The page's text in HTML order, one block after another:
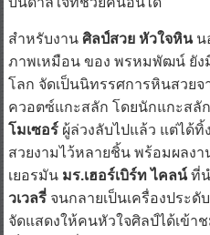
สำหรับงาน ศิลป์สวย หัวใจหินน
ภาพเหมือน ของ พรหมพัฒน์ ยัง
โลก จัดเป็นนิทรรศการหินสวย
ควอตซ์แกะสลัก โดยนักแกะสลั
โมเซอร์ผู้ล่วงลับไปแล้ว แต่ได้ทิ้
สวยงามไว้หลายชิ้น พร้อมผลง
เยอรมัน มร.เฮอร์เบิร์ท ไคลน์ที่
วเวลรี่จนกลายเป็นเครื่องประดั
จัดแสดงให้คนหัวใจศิลป์ได้เข้า